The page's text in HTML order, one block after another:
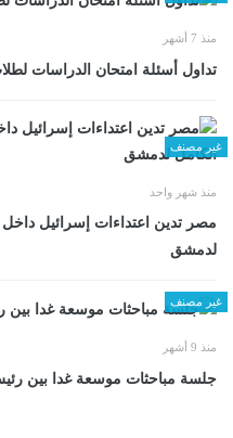
منذ 7 أشهر
تداول أسئلة امتحان الدراسات
غير مصنف
منذ شهر واحد
مصر تدين اعتداءات إسرائيل داخل
لدمشق
غير مصنف
منذ 9 أشهر
جلسة مباحثات موسعة غدا بين